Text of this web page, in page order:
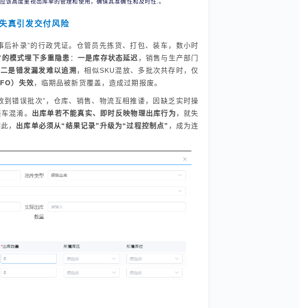
该高度重视出库单的管理和使用，确保其准确性和及时性.。
真引发交付风险
补录”的行政凭证。仓管员先拣货、打包、装车，数小时
模式埋下多重隐患 ： 一是库存状态延迟 ，销售与生产部门
二是错发漏发难以追溯 ，相似SKU混放、多批次共存时，仅
）失效，临期品被新货覆盖，造成过期报废。
到错误批次”，仓库、销售、物流互相推诿，因缺乏实时操
混淆。 出库单若不能真实、即时反映物理出库行为，就失
， 出库单必须从“结果记录”升级为“过程控制点” ，成为连